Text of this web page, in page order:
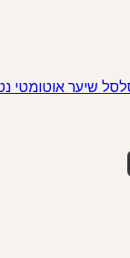
שיער אוטומטי